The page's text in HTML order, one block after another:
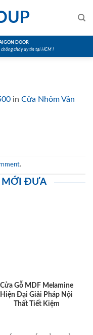
DOOR
cháy uy tín tại HCM !
in Cửa Nhôm Vân
.
MỚI ĐƯA
Cửa Gỗ MDF Melamine
Hiện Đại Giải Pháp Nội
Thất Tiết Kiệm